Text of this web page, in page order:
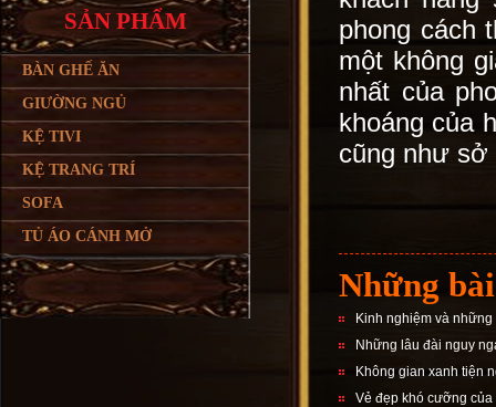
SẢN PHẨM
BÀN GHẾ ĂN
GIƯỜNG NGỦ
KỆ TIVI
KỆ TRANG TRÍ
SOFA
TỦ ÁO CÁNH MỞ
phong cách
một không
nhất của
khoáng của
cũng như sở
Những
Kinh nghiệm và
Những lâu đài nguy
Không gian xanh tiện
Vẻ đẹp khó cưỡng